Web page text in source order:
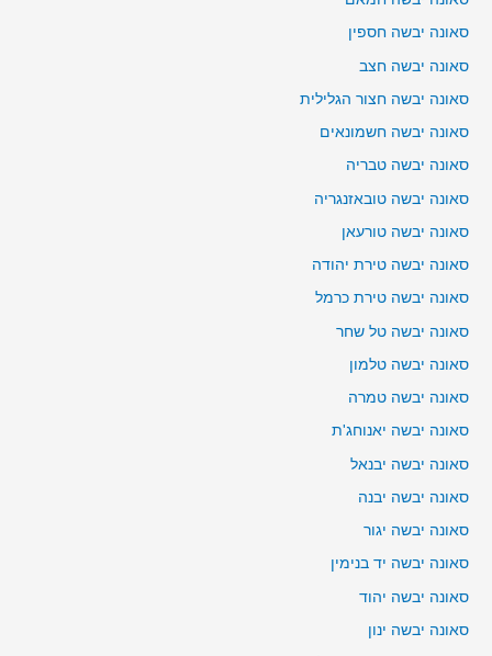
סאונה יבשה חספין
סאונה יבשה חצב
סאונה יבשה חצור הגלילית
סאונה יבשה חשמונאים
סאונה יבשה טבריה
סאונה יבשה טובאזנגריה
סאונה יבשה טורעאן
סאונה יבשה טירת יהודה
סאונה יבשה טירת כרמל
סאונה יבשה טל שחר
סאונה יבשה טלמון
סאונה יבשה טמרה
סאונה יבשה יאנוחג'ת
סאונה יבשה יבנאל
סאונה יבשה יבנה
סאונה יבשה יגור
סאונה יבשה יד בנימין
סאונה יבשה יהוד
סאונה יבשה ינון